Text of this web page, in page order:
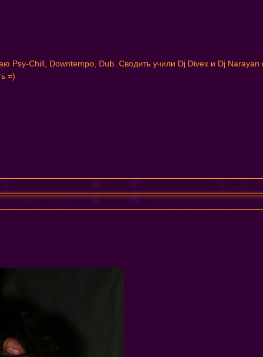
Psy-Chill, Downtempo, Dub. Сводить учили Dj Divex и Dj Narayan
=)